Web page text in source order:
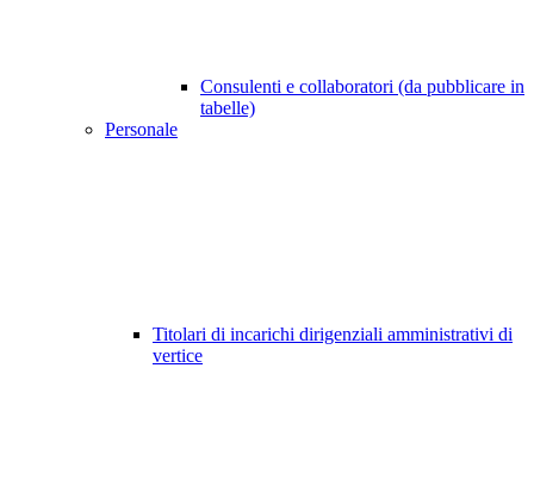
Consulenti e collaboratori (da pubblicare in
tabelle)
Personale
Titolari di incarichi dirigenziali amministrativi di
vertice